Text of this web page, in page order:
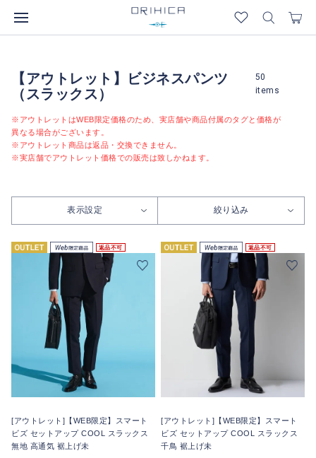
【アウトレット】ビジネスパンツ
（スラックス）
50
items
※アウトレットはWEB限定価格のため、実店舗や商品付属のタグと価格が
異なる場合がございます。
※アウトレット商品は返品・交換できません。
※実店舗でアウトレット価格での販売は致しかねます。
表示設定 絞り込み
返品不可
[アウトレット]【WEB限定】スマート
ビズ セットアップ COOL スラックス
無地 高通気 裾上げ未
返品不可
[アウトレット]【WEB限定】スマート
ビズ セットアップ COOL スラックス
千鳥 裾上げ未